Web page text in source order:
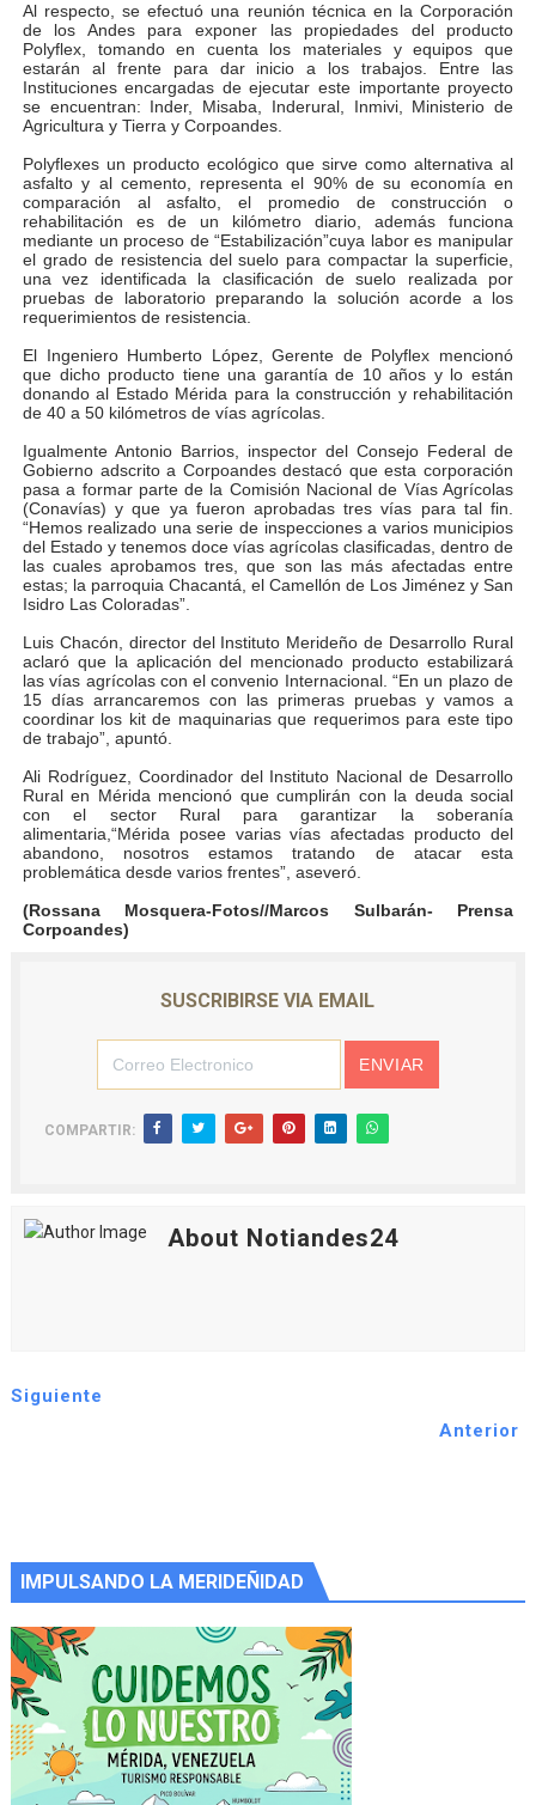
Instituto Nacional de Nutrición celebra Semana
Gobernación de Mérida fortalece el desarrollo
Corposalud inició talleres para aspirantes al curso de
Fortalecen formación académica de médicos en
Fortaleciendo la economía comunal en El Vigía con
Campo Elías consolida plan de bacheo en el sector La
El Lactario del Iahula celebra la Semana Mundial de la
Corposalud y Secretaría Social fortalecen la atención
Al respecto, se efectuó una reunión técnica en la Corporación
de los Andes para exponer las propiedades del producto
Polyflex, tomando en cuenta los materiales y equipos que
estarán al frente para dar inicio a los trabajos. Entre las
Instituciones encargadas de ejecutar este importante proyecto
se encuentran: Inder, Misaba, Inderural, Inmivi, Ministerio de
Agricultura y Tierra y Corpoandes.
Polyflexes un producto ecológico que sirve como alternativa al
asfalto y al cemento, representa el 90% de su economía en
comparación al asfalto, el promedio de construcción o
rehabilitación es de un kilómetro diario, además funciona
mediante un proceso de “Estabilización”cuya labor es manipular
el grado de resistencia del suelo para compactar la superficie,
una vez identificada la clasificación de suelo realizada por
pruebas de laboratorio preparando la solución acorde a los
requerimientos de resistencia.
El Ingeniero Humberto López, Gerente de Polyflex mencionó
que dicho producto tiene una garantía de 10 años y lo están
donando al Estado Mérida para la construcción y rehabilitación
de 40 a 50 kilómetros de vías agrícolas.
Igualmente Antonio Barrios, inspector del Consejo Federal de
Gobierno adscrito a Corpoandes destacó que esta corporación
pasa a formar parte de la Comisión Nacional de Vías Agrícolas
(Conavías) y que ya fueron aprobadas tres vías para tal fin.
“Hemos realizado una serie de inspecciones a varios municipios
del Estado y tenemos doce vías agrícolas clasificadas, dentro de
las cuales aprobamos tres, que son las más afectadas entre
estas; la parroquia Chacantá, el Camellón de Los Jiménez y San
Isidro Las Coloradas”.
Luis Chacón, director del Instituto Merideño de Desarrollo Rural
aclaró que la aplicación del mencionado producto estabilizará
las vías agrícolas con el convenio Internacional. “En un plazo de
15 días arrancaremos con las primeras pruebas y vamos a
coordinar los kit de maquinarias que requerimos para este tipo
de trabajo”, apuntó.
Ali Rodríguez, Coordinador del Instituto Nacional de Desarrollo
Rural en Mérida mencionó que cumplirán con la deuda social
con el sector Rural para garantizar la soberanía
alimentaria,“Mérida posee varias vías afectadas producto del
abandono, nosotros estamos tratando de atacar esta
problemática desde varios frentes”, aseveró.
(Rossana Mosquera-Fotos//Marcos Sulbarán- Prensa
Corpoandes)
SUSCRIBIRSE VIA EMAIL
COMPARTIR:
About Notiandes24
Siguiente
Anterior
IMPULSANDO LA MERIDEÑIDAD